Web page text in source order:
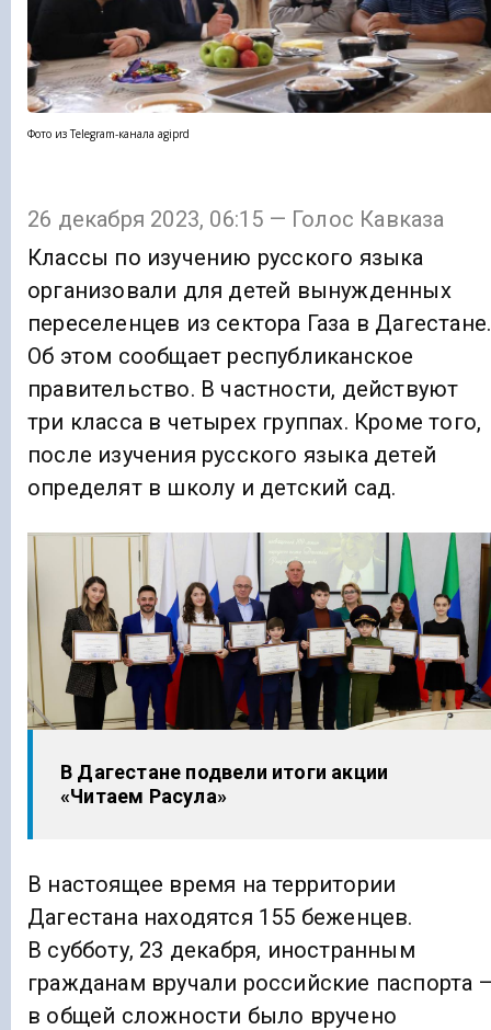
Фото из Telegram-канала agiprd
26 декабря 2023, 06:15 — Голос Кавказа
Классы по изучению русского языка
организовали для детей вынужденных
переселенцев из сектора Газа в Дагестане.
Об этом сообщает республиканское
правительство. В частности, действуют
три класса в четырех группах. Кроме того,
после изучения русского языка детей
определят в школу и детский сад.
В Дагестане подвели итоги акции
«Читаем Расула»
В настоящее время на территории
Дагестана находятся 155 беженцев.
В субботу, 23 декабря, иностранным
гражданам вручали российские паспорта
в общей сложности было вручено